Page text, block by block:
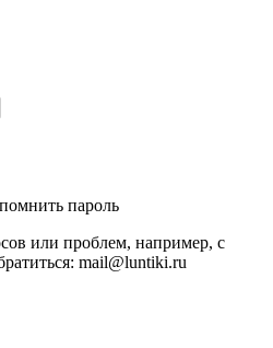
пароль
или проблем, например, с
mail@luntiki.ru